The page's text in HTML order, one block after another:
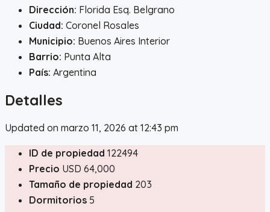
Dirección: Florida Esq. Belgrano
Ciudad: Coronel Rosales
Municipio: Buenos Aires Interior
Barrio: Punta Alta
País: Argentina
Detalles
Updated on marzo 11, 2026 at 12:43 pm
ID de propiedad 122494
Precio USD 64,000
Tamaño de propiedad 203
Dormitorios 5